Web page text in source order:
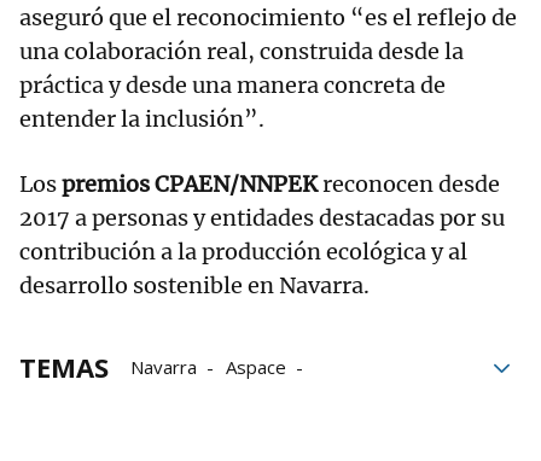
aseguró que el reconocimiento “es el reflejo de
una colaboración real, construida desde la
práctica y desde una manera concreta de
entender la inclusión”.
Lospremios CPAEN/NNPEKreconocen desde
2017 a personas y entidades destacadas por su
contribución a la producción ecológica y al
desarrollo sostenible en Navarra.
TEMAS Navarra
Aspace